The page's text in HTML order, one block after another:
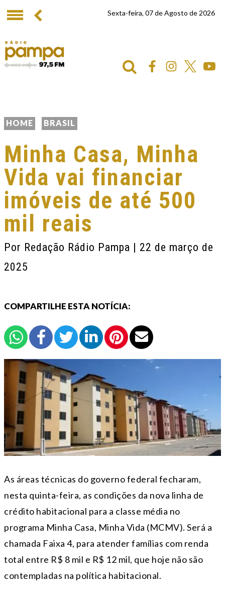
Sexta-feira, 07 de Agosto de 2026
HOME BRASIL
Minha Casa, Minha
Vida vai financiar
imóveis de até 500
mil reais
Por Redação Rádio Pampa | 22 de março de
2025
COMPARTILHE ESTA NOTÍCIA:
As áreas técnicas do governo federal fecharam,
nesta quinta-feira, as condições da nova linha de
crédito habitacional para a classe média no
programa Minha Casa, Minha Vida (MCMV). Será a
chamada Faixa 4, para atender famílias com renda
total entre R$ 8 mil e R$ 12 mil, que hoje não são
contempladas na política habitacional.